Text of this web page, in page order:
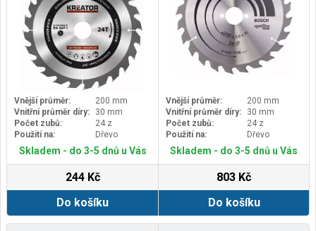
Vnější průměr:
200 mm
Vnitřní průměr díry:
30 mm
Počet zubů:
24 z
Použití na:
Dřevo
Skladem - do 3-5 dnů u Vás
244 Kč
Do košíku
Vnější průměr:
200 mm
Vnitřní průměr díry:
30 mm
Počet zubů:
24 z
Použití na:
Dřevo
Skladem - do 3-5 dnů u Vás
803 Kč
Do košíku